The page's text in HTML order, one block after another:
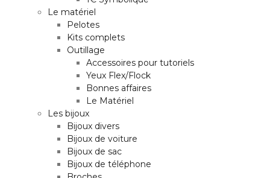
Le matériel
Pelotes
Kits complets
Outillage
Accessoires pour tutoriels
Yeux Flex/Flock
Bonnes affaires
Le Matériel
Les bijoux
Bijoux divers
Bijoux de voiture
Bijoux de sac
Bijoux de téléphone